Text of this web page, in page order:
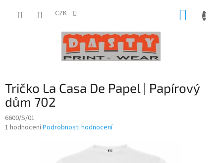
CZK
Tričko La Casa De Papel | Papírový
dům 702
6600/S/01
Průměrné
1 hodnoceníPodrobnosti hodnocení